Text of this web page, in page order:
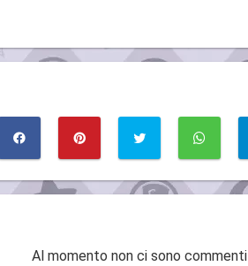
Al momento non ci sono commenti